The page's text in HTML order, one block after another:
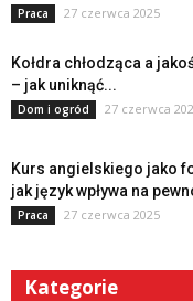
Praca 27 czerwca 2025
Kołdra chłodząca a
– jak uniknąć...
Dom i ogród 27 czerwca
Kurs angielskiego jako
jak język wpływa na
Praca 27 czerwca 2025
Kategorie